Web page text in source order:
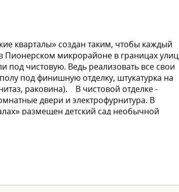
кварталы» создан таким, чтобы каждый
Пионерском микрорайоне в границах улиц
чистовую. Ведь реализовать все свои
под финишную отделку, штукатурка на
раковина). В чистовой отделке -
двери и электрофурнитура. В
размещен детский сад необычной
нейронных связей. Чтобы переезд в
ведущих банков - семейная ипотека -